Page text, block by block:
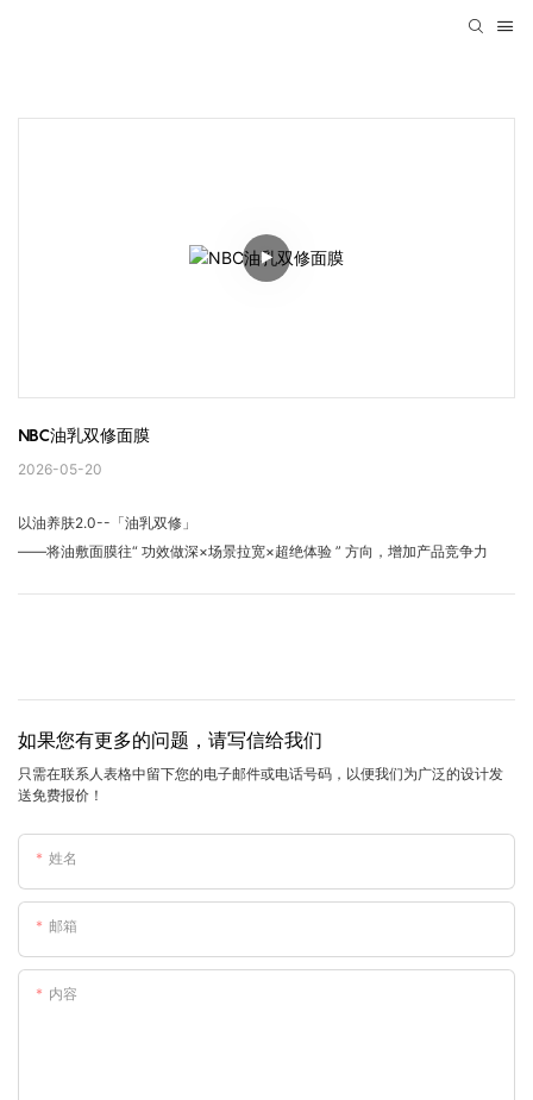
NBC油乳双修面膜
2026-05-20
以油养肤2.0--「油乳双修」
——将油敷面膜往“ 功效做深×场景拉宽×超绝体验 ” 方向，增加产品竞争力
如果您有更多的问题，请写信给我们
只需在联系人表格中留下您的电子邮件或电话号码，以便我们为广泛的设计发
送免费报价！
姓名
邮箱
内容